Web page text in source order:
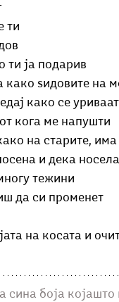
ти
ти ја подарив
како ѕидовите на
како се
кога ме напушти
на старите,
и дека
тежини
да си променет
на косата и
сина боја